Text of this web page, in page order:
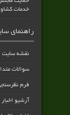
خدمات
راهنمای
نقشه سایت
سوالات
فرم
آرشیو اخبار